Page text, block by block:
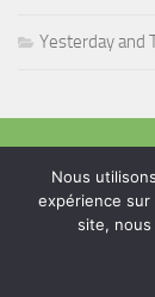
Yesterday and
PLUS
Rechercher :
Nous
expérience
site,